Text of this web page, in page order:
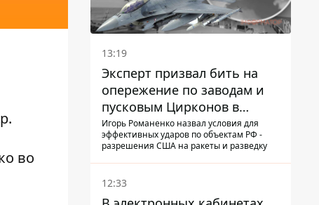
.
во
13:19
Эксперт призвал бить на
опережение по заводам и
пусковым Цирконов в
России
Игорь Романенко назвал условия для
эффективных ударов по объектам РФ -
разрешения США на ракеты и разведку
12:33